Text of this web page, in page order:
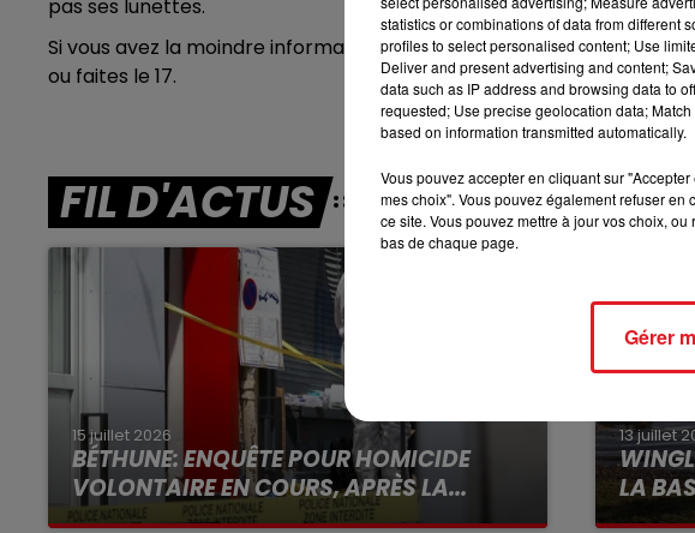
7h00 - 10h00
RDL WEEK-END
pas ses lunettes.
Si vous avez la moindre information, contactez la gendarmerie d’
ou faites le 17.
FIL D'ACTUS
15 juillet 2026
BÉTHUNE: ENQUÊTE POUR HOMICIDE
VOLONTAIRE EN COURS, APRÈS LA...
Selon les premiers éléments, le logement
13 juillet
LA
La
statistics or combinations of data from different
profiles to select personalised content; Use
Deliver and present advertising and content;
data such as IP address and browsing data to
requested; Use precise geolocation data;
based on information transmitted automatically.
Vous pouvez accepter en cliquant sur
mes choix". Vous pouvez également refuser
ce site. Vous pouvez mettre à jour vos choix,
bas de chaque page.
Gérer